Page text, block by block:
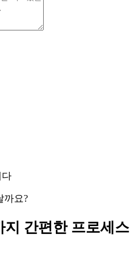
다
까요?
지 간편한 프로세스